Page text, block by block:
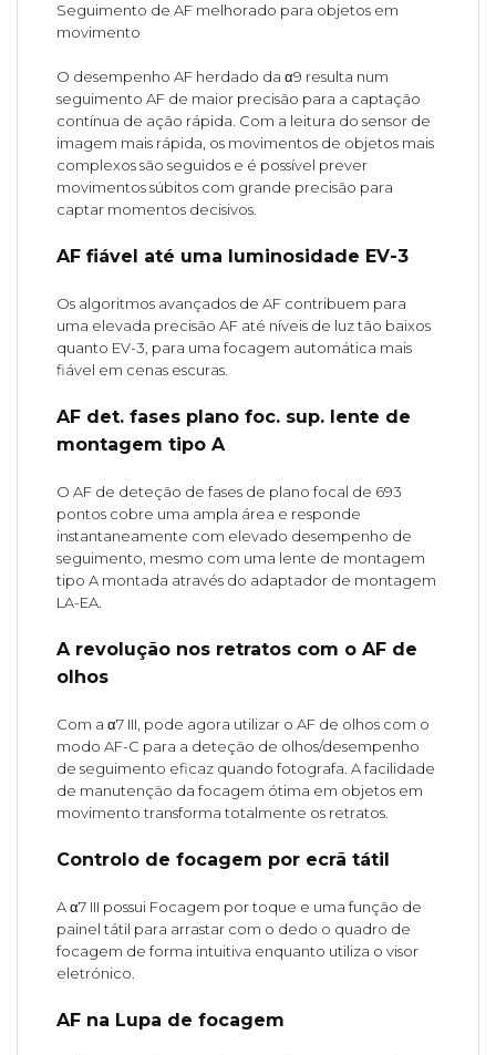
Seguimento de AF melhorado para objetos em
movimento
O desempenho AF herdado da α9 resulta num
seguimento AF de maior precisão para a captação
contínua de ação rápida. Com a leitura do sensor de
imagem mais rápida, os movimentos de objetos mais
complexos são seguidos e é possível prever
movimentos súbitos com grande precisão para
captar momentos decisivos.
AF fiável até uma luminosidade EV-3
Os algoritmos avançados de AF contribuem para
uma elevada precisão AF até níveis de luz tão baixos
quanto EV-3, para uma focagem automática mais
fiável em cenas escuras.
AF det. fases plano foc. sup. lente de
montagem tipo A
O AF de deteção de fases de plano focal de 693
pontos cobre uma ampla área e responde
instantaneamente com elevado desempenho de
seguimento, mesmo com uma lente de montagem
tipo A montada através do adaptador de montagem
LA-EA.
A revolução nos retratos com o AF de
olhos
Com a α7 III, pode agora utilizar o AF de olhos com o
modo AF-C para a deteção de olhos/desempenho
de seguimento eficaz quando fotografa. A facilidade
de manutenção da focagem ótima em objetos em
movimento transforma totalmente os retratos.
Controlo de focagem por ecrã tátil
A α7 III possui Focagem por toque e uma função de
painel tátil para arrastar com o dedo o quadro de
focagem de forma intuitiva enquanto utiliza o visor
eletrónico.
AF na Lupa de focagem